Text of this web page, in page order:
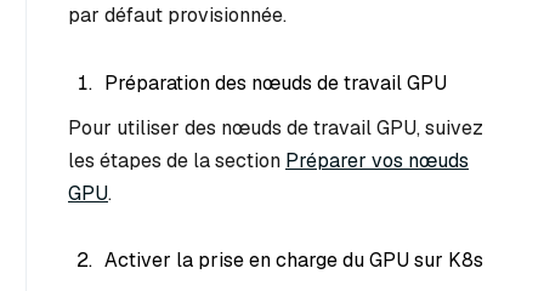
par défaut provisionnée.
Préparation des nœuds de travail GPU
Pour utiliser des nœuds de travail GPU, suivez
les étapes de la section Préparer vos nœuds
GPU.
Activer la prise en charge du GPU sur K8s